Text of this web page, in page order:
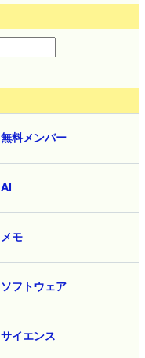
無料メンバー
AI
メモ
ソフトウェア
サイエンス